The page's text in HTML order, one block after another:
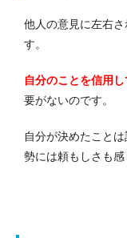
他人の意見に左右
す。
自分のことを信用し
要がないのです。
自分が決めたこと
勢には頼もしさも感